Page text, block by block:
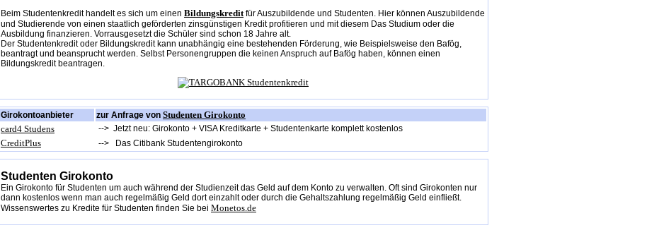
Beim Studentenkredit handelt es sich um einen Bildungskreditfür Auszubildende und Studenten. Hier können Auszubildende
und Studierende von einen staatlich geförderten zinsgünstigen Kredit profitieren und mit diesem Das Studium oder die
Ausbildung finanzieren. Vorrausgesetzt die Schüler sind schon 18 Jahre alt.
Der Studentenkredit oder Bildungskredit kann unabhängig eine bestehenden Förderung, wie Beispielsweise den Bafög,
beantragt und beansprucht werden. Selbst Personengruppen die keinen Anspruch auf Bafög haben, können einen
Bildungskredit beantragen.
Girokontoanbieter zur Anfrage von Studenten Girokonto
card4 Studens
--> Jetzt neu: Girokonto + VISA Kreditkarte + Studentenkarte komplett kostenlos
CreditPlus --> Das Citibank Studentengirokonto
Studenten Girokonto
Ein Girokonto für Studenten um auch während der Studienzeit das Geld auf dem Konto zu verwalten. Oft sind Girokonten nur
dann kostenlos wenn man auch regelmäßig Geld dort einzahlt oder durch die Gehaltszahlung regelmäßig Geld einfließt.
Wissenswertes zu Kredite für Studenten finden Sie bei Monetos.de